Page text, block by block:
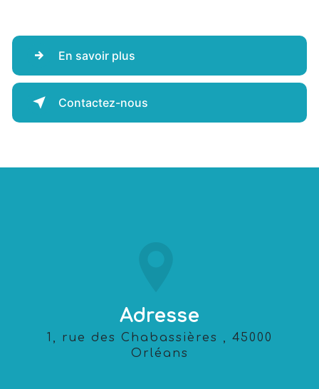
En savoir plus
Contactez-nous
Adresse
1, rue des Chabassières , 45000
Orléans